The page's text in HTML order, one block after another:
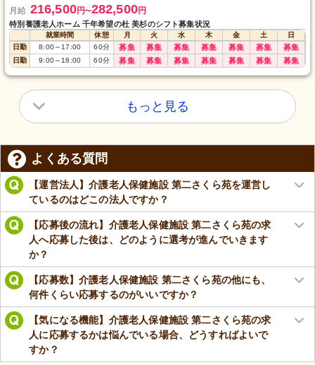
月給 216,500円〜282,500円
特別養護老人ホーム 千年希望の杜 美杉のシフト募集状況
就業時間 休憩 月 火 水 木 金 土
日
日勤
8:00～17:00 60分 募集 募集 募集 募集 募集 募集 募集
日勤 9:00～18:00 60分 募集 募集 募集 募集 募集 募集 募集
もっと見る
よくある質問
【運営法人】介護老人保健施設 第二さくら苑を運営し
ているのはどこの法人ですか？
【応募後の流れ】介護老人保健施設 第二さくら苑の求
人へ応募した後は、どのように選考が進んでいきます
か？
【応募数】介護老人保健施設 第二さくら苑の他にも、
何件くらい応募するのがいいですか？
【気になる機能】介護老人保健施設 第二さくら苑の求
人に応募するかは悩んでいる場合、どうすればよいで
すか？